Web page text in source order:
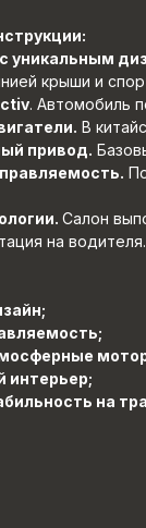
уникальным
крыши и
. Автомобиль
В
привод.
Салон
на водителя.
интерьер;
на